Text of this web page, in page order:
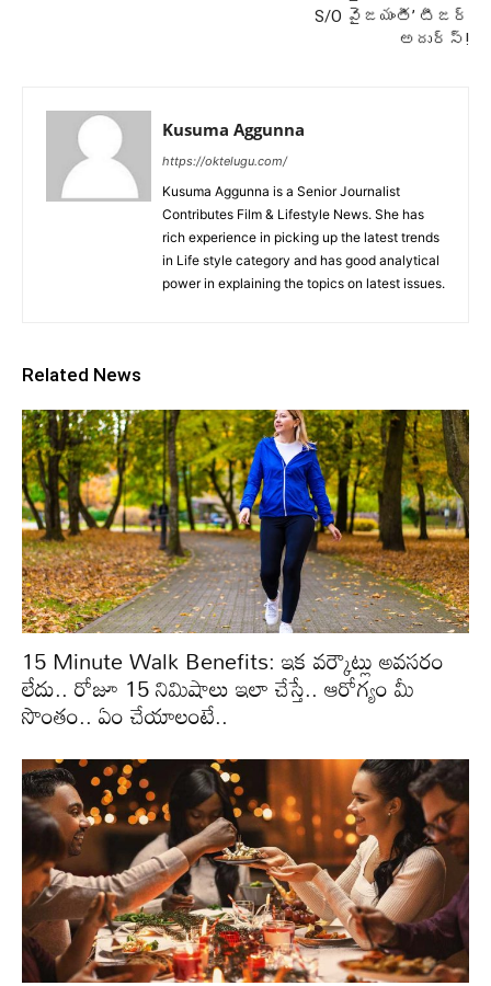
S/O వైజయంతీ’ టీజర్
అదుర్స్!
Kusuma Aggunna
https://oktelugu.com/
Kusuma Aggunna is a Senior Journalist
Contributes Film & Lifestyle News. She has
rich experience in picking up the latest trends
in Life style category and has good analytical
power in explaining the topics on latest issues.
Related News
15 Minute Walk Benefits: ఇక వర్కౌట్లు అవసరం
లేదు.. రోజూ 15 నిమిషాలు ఇలా చేస్తే.. ఆరోగ్యం మీ
సొంతం.. ఏం చేయాలంటే..